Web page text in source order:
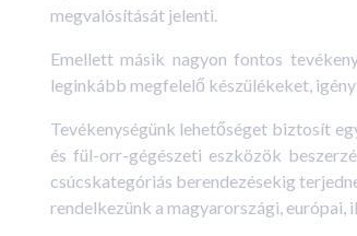
megvalósítását jelenti.
Emellett másik nagyon fontos
leginkább megfelelő készülékeket,
Tevékenységünk lehetőséget biztosít
és fül-orr-gégészeti eszközök
csúcskategóriás berendezésekig
rendelkezünk a magyarországi,